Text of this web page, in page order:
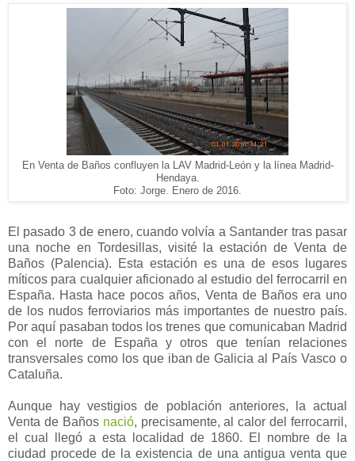
En Venta de Baños confluyen la LAV Madrid-León y la línea Madrid-
Hendaya.
Foto: Jorge. Enero de 2016.
El pasado 3 de enero, cuando volvía a Santander tras pasar
una noche en Tordesillas, visité la estación de Venta de
Baños (Palencia). Esta estación es una de esos lugares
míticos para cualquier aficionado al estudio del ferrocarril en
España. Hasta hace pocos años, Venta de Baños era uno
de los nudos ferroviarios más importantes de nuestro país.
Por aquí pasaban todos los trenes que comunicaban Madrid
con el norte de España y otros que tenían relaciones
transversales como los que iban de Galicia al País Vasco o
Cataluña.
Aunque hay vestigios de población anteriores, la actual
Venta de Baños nació, precisamente, al calor del ferrocarril,
el cual llegó a esta localidad de 1860. El nombre de la
ciudad procede de la existencia de una antigua venta que